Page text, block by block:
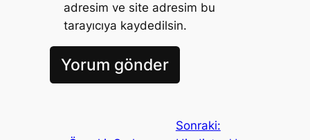
adresim ve site adresim bu
tarayıcıya kaydedilsin.
Sonraki: